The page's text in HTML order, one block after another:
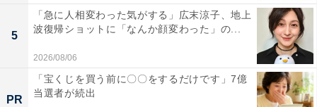
5
「急に人相変わった気がする」広末涼子、地上
波復帰ショットに「なんか顔変わった」の...
2026/08/06
PR
「宝くじを買う前に〇〇をするだけです」7億
当選者が続出